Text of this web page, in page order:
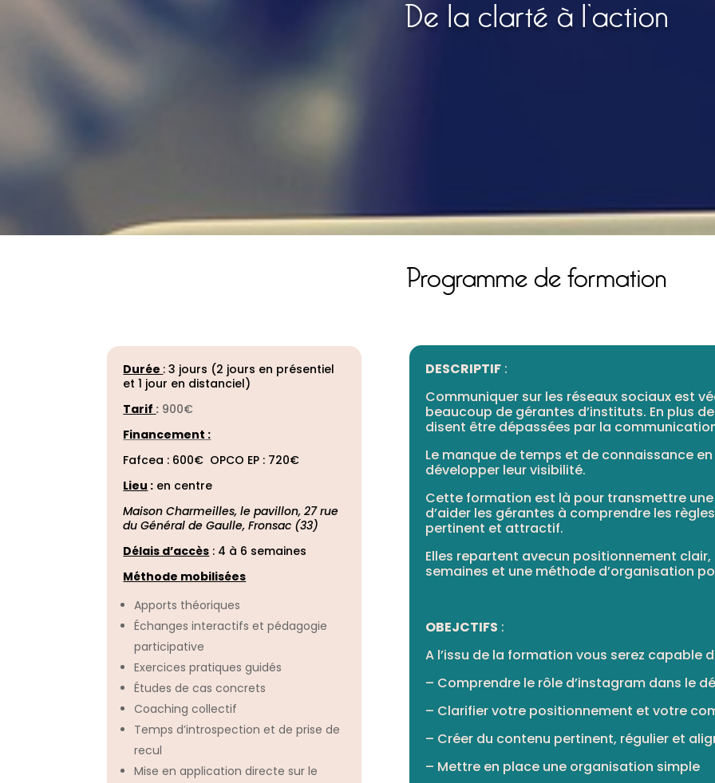
De la clarté à l’action
Programme de formation
Durée : 3 jours (2 jours en présentiel
et 1 jour en distanciel)
Tarif : 900€
Financement :
Fafcea : 600€ OPCO EP : 720€
Lieu : en centre
Maison Charmeilles, le pavillon, 27 rue
du Général de Gaulle, Fronsac (33)
Délais d’accès : 4 à 6 semaines
Méthode mobilisées
Apports théoriques
Échanges interactifs et pédagogie
participative
Exercices pratiques guidés
Études de cas concrets
Coaching collectif
Temps d’introspection et de prise de
recul
Mise en application directe sur le
DESCRIPTIF:
Communiquer sur les réseaux sociaux est
beaucoup de gérantes d’instituts. En plus
disent être dépassées par la
Le manque de temps et de connaissance
développer leur visibilité.
Cette formation est là pour transmettre
d’aider les gérantes à comprendre les
pertinent et attractif.
Elles repartent avecun positionnement
semaines et une méthode d’organisation
OBEJCTIFS :
A l’issu de la formation vous serez capable
– Comprendre le rôle d’instagram dans le
– Clarifier votre positionnement et votre
– Créer du contenu pertinent, régulier et
– Mettre en place une organisation simple